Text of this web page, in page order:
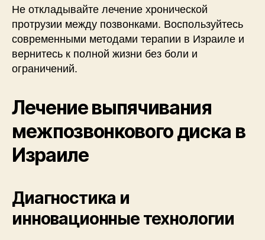
Не откладывайте лечение хронической
протрузии между позвонками. Воспользуйтесь
современными методами терапии в Израиле и
вернитесь к полной жизни без боли и
ограничений.
Лечение выпячивания
межпозвонкового диска в
Израиле
Диагностика и
инновационные технологии